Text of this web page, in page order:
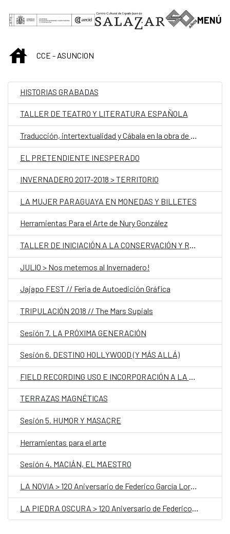
Saltar al contenido principal
MENÚ
INICIOCCE - ASUNCION
HISTORIAS GRABADAS
TALLER DE TEATRO Y LITERATURA ESPAÑOLA
Traducción, intertextualidad y Cábala en la obra de Jorge Luis Borges
EL PRETENDIENTE INESPERADO
INVERNADERO 2017-2018 > TERRITORIO
LA MUJER PARAGUAYA EN MONEDAS Y BILLETES
Herramientas Para el Arte de Nury González
TALLER DE INICIACIÓN A LA CONSERVACIÓN Y RESTAURACIÓN DE CERÁMICA
JULIO > Nos metemos al Invernadero!
Jajapo FEST // Feria de Autoedición Gráfica
TRIPULACIÓN 2018 // The Mars Supials
Sesión 7. LA PRÓXIMA GENERACIÓN
Sesión 6. DESTINO HOLLYWOOD (Y MÁS ALLÁ)
FIELD RECORDING USO E INCORPORACIÓN A LA COMPOSICIÓN MUSICAL
TERRAZAS MAGNÉTICAS
Sesión 5. HUMOR Y MASACRE
Herramientas para el arte
Sesión 4. MACIÁN, EL MAESTRO
LA NOVIA > 120 Aniversario de Federico García Lorca!